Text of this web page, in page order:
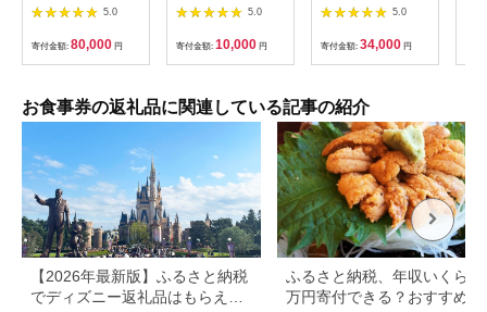
（2枚）
5.0
寄付金額: 80,000 円
5.0
寄付金額: 10,000 円
1000円×10枚 食事チ
ケット チケット 寿司
福岡県 北九州市
5.0
寄付金額: 34,000 円
お食事券の返礼品に関連している記事の紹介
【2026年最新版】ふるさと納税
でディズニー返礼品はもらえ
ふるさと納税、年収いくらで
万円寄付できる？おすすめ返